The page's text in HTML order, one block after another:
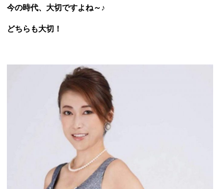
今の時代、大切ですよね～♪
どちらも大切！